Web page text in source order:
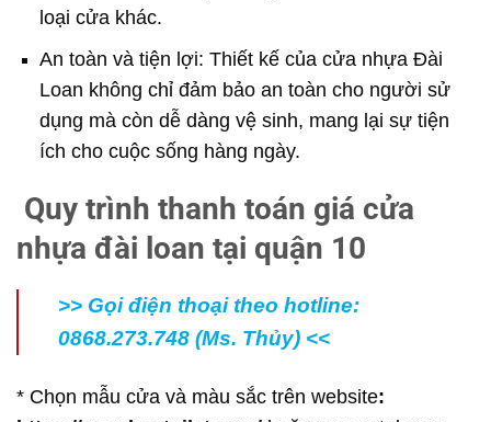
loại cửa khác.
An toàn và tiện lợi: Thiết kế của cửa nhựa Đài
Loan không chỉ đảm bảo an toàn cho người sử
dụng mà còn dễ dàng vệ sinh, mang lại sự tiện
ích cho cuộc sống hàng ngày.
Quy trình thanh toán giá cửa
nhựa đài loan tại quận 10
>> Gọi điện thoại theo hotline:
0868.273.748 (Ms. Thủy) <<
* Chọn mẫu cửa và màu sắc trên website: